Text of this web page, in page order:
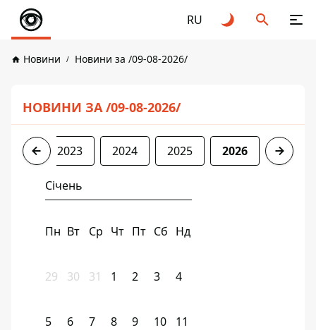
RU
Новини Новини за /09-08-2026/
НОВИНИ ЗА /09-08-2026/
2022 2023 2024 2025 2026
Січень
Пн Вт Ср Чт Пт Сб Нд
29 30 31 1 2 3 4
5 6 7 8 9 10 11